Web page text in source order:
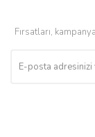
Fırsatları,